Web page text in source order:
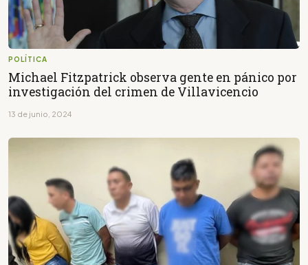
POLÍTICA
Michael Fitzpatrick observa gente en pánico por
investigación del crimen de Villavicencio
13 de junio, 2024